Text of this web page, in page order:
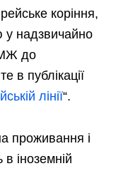
коріння,
надзвичайно
до
в публікації
лінії“.
проживання і
іноземній